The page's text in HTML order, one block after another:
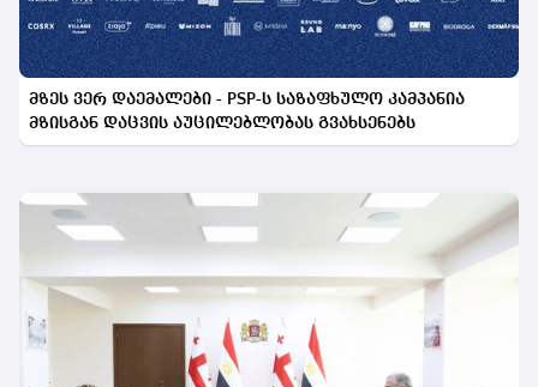
მზეს ვერ დაემალები - PSP-ს საზაფხულო კამპანია
მზისგან დაცვის აუცილებლობას გვახსენებს